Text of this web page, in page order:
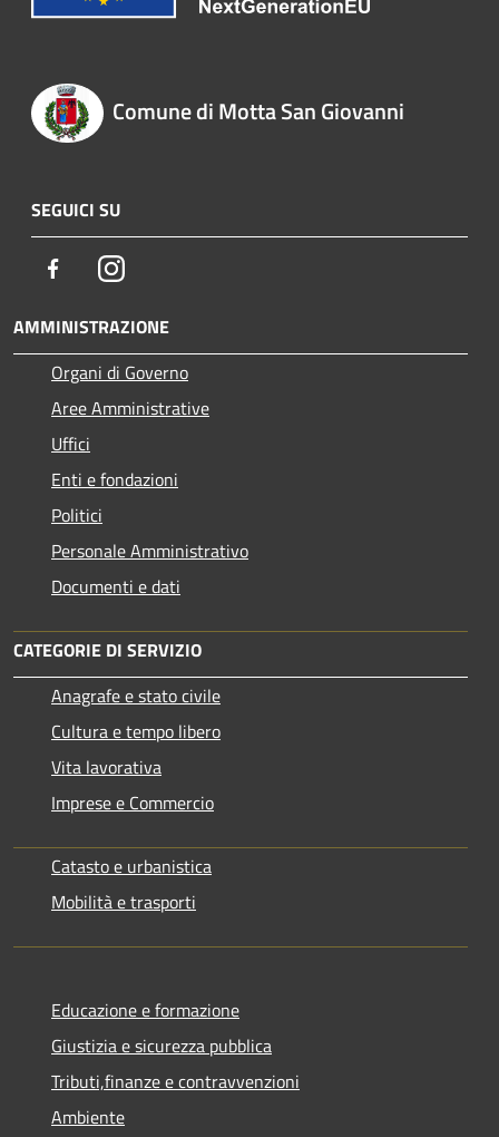
Comune di Motta San Giovanni
SEGUICI SU
FacebookInstagram
AMMINISTRAZIONE
Organi di Governo
Aree Amministrative
Uffici
Enti e fondazioni
Politici
Personale Amministrativo
Documenti e dati
CATEGORIE DI SERVIZIO
Anagrafe e stato civile
Cultura e tempo libero
Vita lavorativa
Imprese e Commercio
Catasto e urbanistica
Mobilità e trasporti
Educazione e formazione
Giustizia e sicurezza pubblica
Tributi,finanze e contravvenzioni
Ambiente